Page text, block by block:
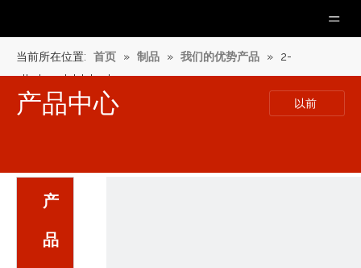
当前所在位置: 首页 » 制品 » 我们的优势产品 »
2-
ethylacrylaldehyde
产品中心 以前
产
品